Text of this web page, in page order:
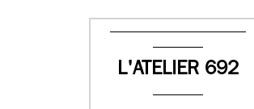
L'ATELIER 692